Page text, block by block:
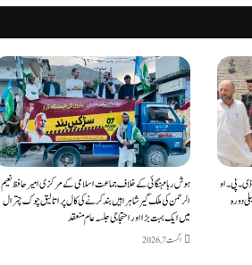
دورہ
ہوش ربا مہنگائی کے خلاف جماعت اسلامی کے مرکزی امیر حافظ نعیم
الرحمن کی ملک گیر شاہراہیں بند کرنے کی کال پر اتالیق چوک چترال
میں ایک بہت بڑا اور احتجاجی جلسہ عام منعقد
اگست 7, 2026